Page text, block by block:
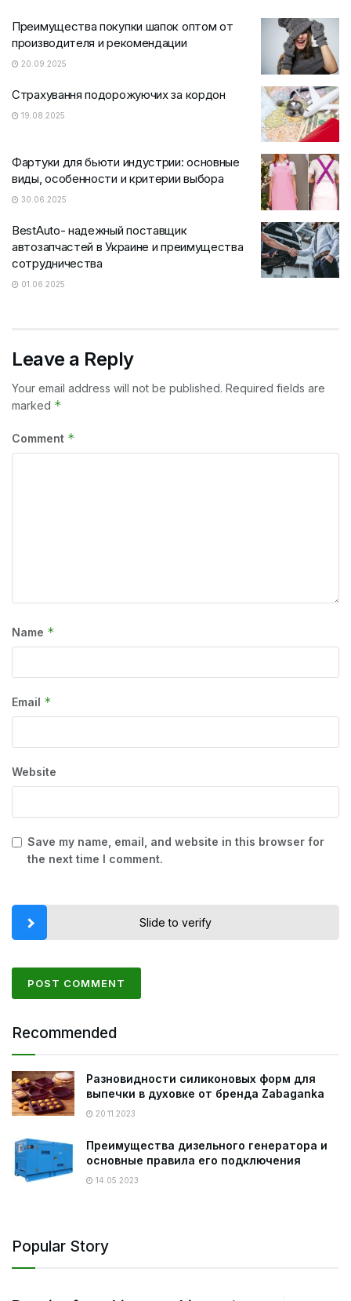
Преимущества покупки шапок оптом от
производителя и рекомендации
20.09.2025
Страхування подорожуючих за кордон
19.08.2025
Фартуки для бьюти индустрии: основные
виды, особенности и критерии выбора
30.06.2025
BestAuto- надежный поставщик
автозапчастей в Украине и преимущества
сотрудничества
01.06.2025
Leave a Reply
Your email address will not be published. Required fields are
marked *
Comment *
Name *
Email *
Website
Save my name, email, and website in this browser for
the next time I comment.
Slide to verify
Recommended
Разновидности силиконовых форм для
выпечки в духовке от бренда Zabaganka
20.11.2023
Преимущества дизельного генератора и
основные правила его подключения
14.05.2023
Popular Story